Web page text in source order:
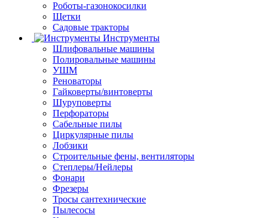
Роботы-газонокосилки
Щетки
Садовые тракторы
Инструменты
Шлифовальные машины
Полировальные машины
УШМ
Реноваторы
Гайковерты/винтоверты
Шуруповерты
Перфораторы
Сабельные пилы
Циркулярные пилы
Лобзики
Строительные фены, вентиляторы
Степлеры/Нейлеры
Фонари
Фрезеры
Тросы сантехнические
Пылесосы